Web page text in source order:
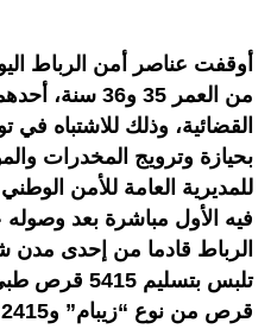
أوقفت عناصر أمن الرباط
من العمر 35
القضائية، وذلك للاشتباه
بحيازة وترويج المخدرات
للمديرية العامة للأمن
فيه الأول مباشرة بعد
الرباط قادما من إحدى مدن